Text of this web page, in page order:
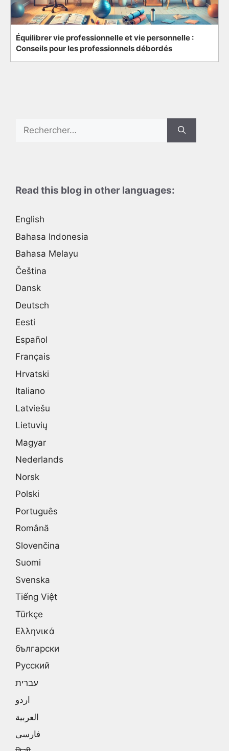
Équilibrer vie professionnelle et vie personnelle :
Conseils pour les professionnels débordés
Search
Read this blog in other languages:
English
Bahasa Indonesia
Bahasa Melayu
Čeština
Dansk
Deutsch
Eesti
Español
Français
Hrvatski
Italiano
Latviešu
Lietuvių
Magyar
Nederlands
Norsk
Polski
Português
Română
Slovenčina
Suomi
Svenska
Tiếng Việt
Türkçe
Ελληνικά
български
Русский
עברית
اردو
العربية
فارسی